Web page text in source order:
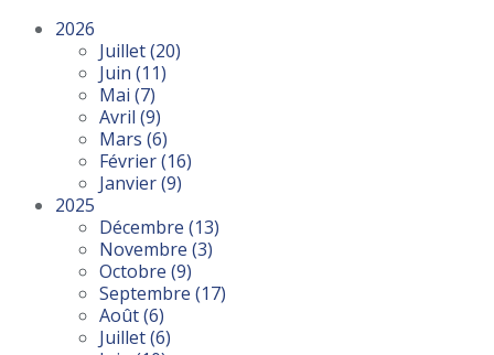
2026
Juillet(20)
Juin (11)
Mai (7)
Avril (9)
Mars (6)
Février(16)
Janvier(9)
2025
Décembre (13)
Novembre (3)
Octobre (9)
Septembre (17)
Août(6)
Juillet(6)